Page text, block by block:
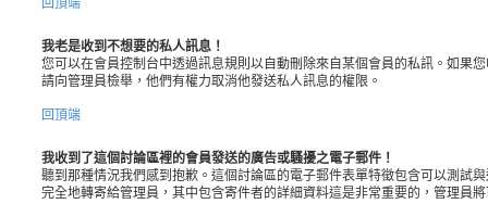
我老是收到不想要的私人訊息！
您可以在會員控制台中透過訊息規則以自動刪除來自某個會員的私訊。如果
請向管理員檢舉，他們有權力取消他發送私人訊息的權限。
回頂端
我收到了這個討論區裡的會員發送的廣告或騷擾之電子郵件！
聽到那種情況我們感到抱歉。這個討論區的電子郵件表單特徵包含可以測試
完全地轉寄給管理員，其中包含寄件者的詳細資料這是非常重要的，管理員